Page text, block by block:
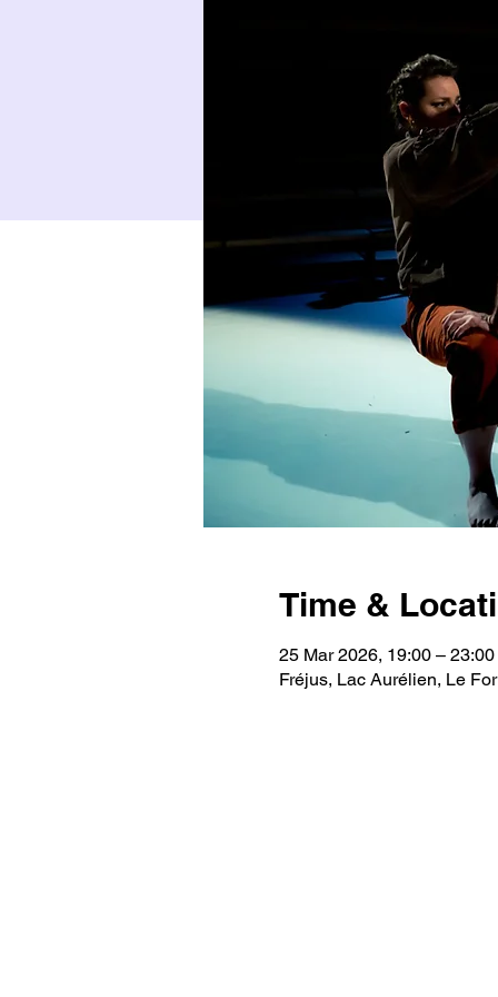
Time &
25 Mar 2026, 19:00 – 23:00
Fréjus, Lac Aurélien, Le